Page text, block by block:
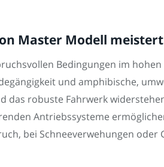
Master Modell
Bedingungen im
und amphibische,
das robuste Fahrwerk
Antriebssysteme
bei Schneeverwehungen